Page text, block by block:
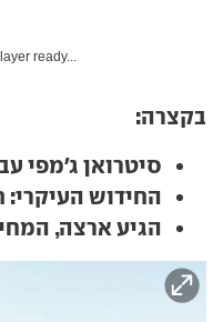
ready...
בקצרה:
סיטרואן ג'מפי
החידוש
הגיע ארצה, המחיר